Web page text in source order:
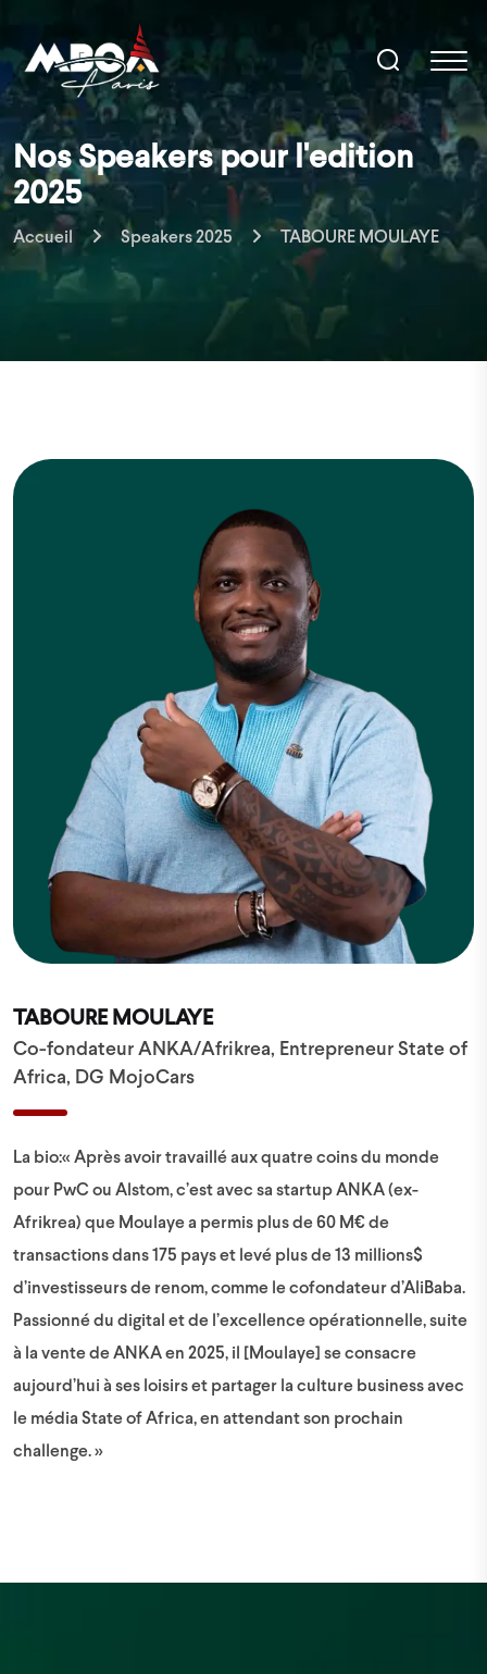
Nos Speakers pour l'edition
2025
Accueil Speakers 2025 TABOURE MOULAYE
TABOURE MOULAYE
Co-fondateur ANKA/Afrikrea, Entrepreneur State of
Africa, DG MojoCars
La bio:« Après avoir travaillé aux quatre coins du monde
pour PwC ou Alstom, c’est avec sa startup ANKA (ex-
Afrikrea) que Moulaye a permis plus de 60 M€ de
transactions dans 175 pays et levé plus de 13 millions$
d’investisseurs de renom, comme le cofondateur d’AliBaba.
Passionné du digital et de l’excellence opérationnelle, suite
à la vente de ANKA en 2025, il [Moulaye] se consacre
aujourd’hui à ses loisirs et partager la culture business avec
le média State of Africa, en attendant son prochain
challenge. »